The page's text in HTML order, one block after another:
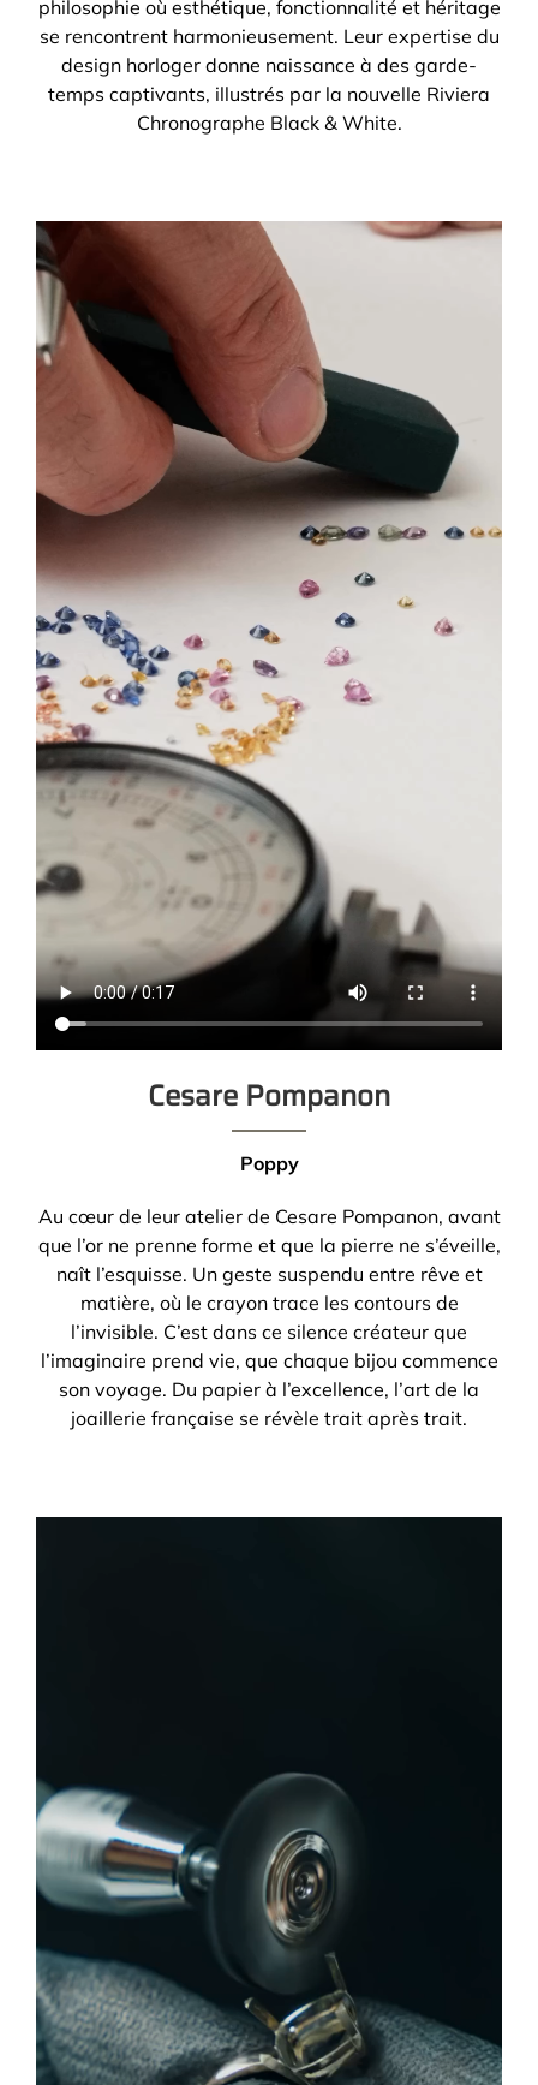
philosophie où esthétique, fonctionnalité et héritage
se rencontrent harmonieusement. Leur expertise du
design horloger donne naissance à des garde-
temps captivants, illustrés par la nouvelle Riviera
Chronographe Black & White.
Cesare Pompanon
Poppy
Au cœur de leur atelier de Cesare Pompanon, avant
que l’or ne prenne forme et que la pierre ne s’éveille,
naît l’esquisse. Un geste suspendu entre rêve et
matière, où le crayon trace les contours de
l’invisible. C’est dans ce silence créateur que
l’imaginaire prend vie, que chaque bijou commence
son voyage. Du papier à l’excellence, l’art de la
joaillerie française se révèle trait après trait.